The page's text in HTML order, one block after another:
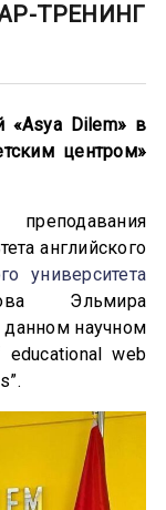
ТРЕНИНГ
«Asya Dilem» в
центром»
английского
университета
Эльмира
данном научном
web